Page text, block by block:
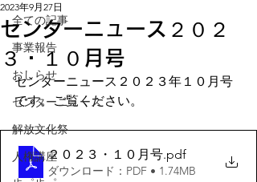
全ての記事
事業報告
おしらせ
センターニュース
解放文化祭
人権講座
センターニュース２０２
３・１０月号
2023年9月27日
センターニュース２０２３年１０月号
です。ご覧ください。
２０２３・１０月号.pdf
ダウンロード：PDF • 1.74MB